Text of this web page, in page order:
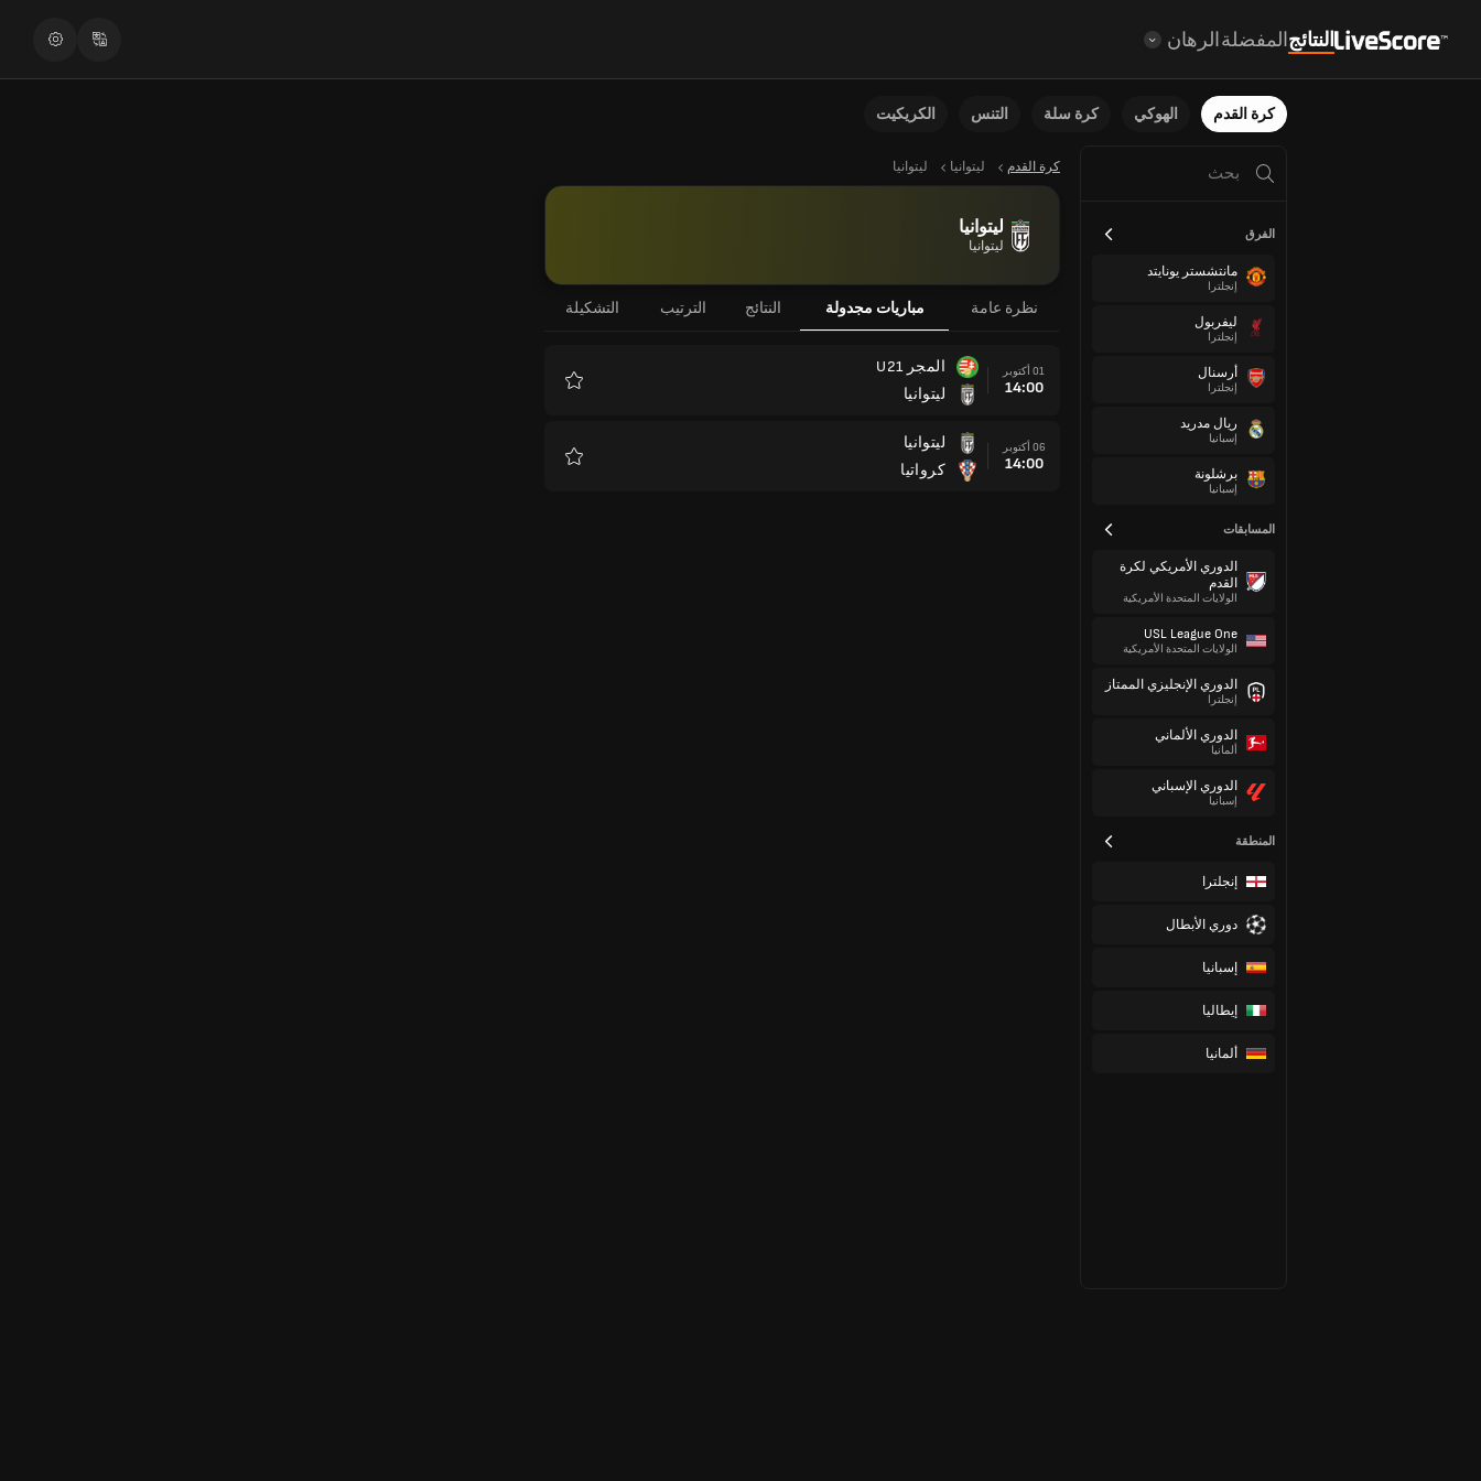
النتائجالمفضلةالرهان
كرة القدم الهوكي كرة سلة التنس الكريكيت
الفرق
مانتشستر يونايتد
إنجلترا
ليفربول
إنجلترا
أرسنال
إنجلترا
ريال مدريد
إسبانيا
برشلونة
إسبانيا
المسابقات
الدوري الأمريكي لكرة
القدم
الولايات المتحدة الأمريكية
USL League One
الولايات المتحدة الأمريكية
الدوري الإنجليزي الممتاز
إنجلترا
الدوري الألماني
ألمانيا
الدوري الإسباني
إسبانيا
المنطقة
إنجلترا
دوري الأبطال
إسبانيا
إيطاليا
ألمانيا
كرة القدم ليتوانيا ليتوانيا
ليتوانيا
ليتوانيا
نظرة عامة مباريات مجدولة النتائج الترتيب التشكيلة
01 أكتوبر
14:00
المجر U21
ليتوانيا
06 أكتوبر
14:00
ليتوانيا
كرواتيا